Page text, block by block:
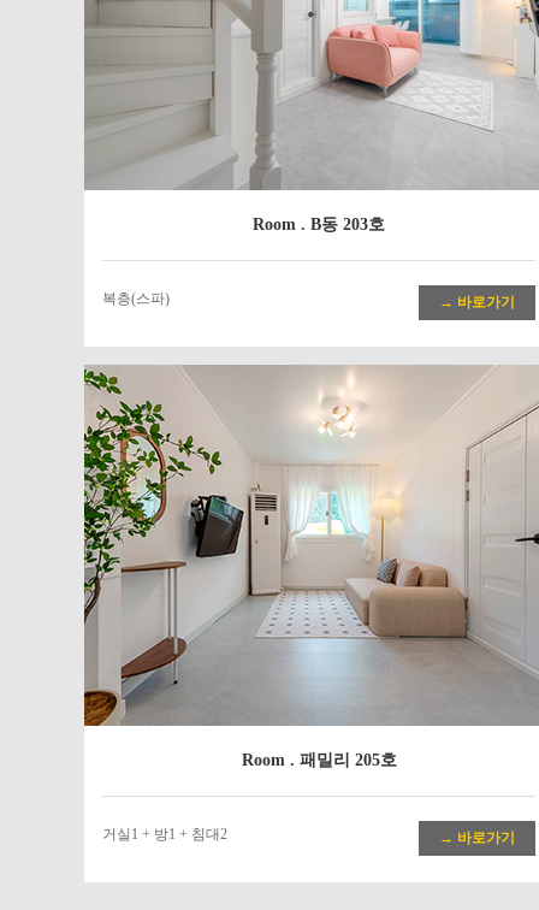
Room . B동 203호
복층(스파) → 바로가기
Room . 패밀리 205호
거실1 + 방1 + 침대2 → 바로가기